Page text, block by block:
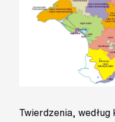
Twierdzenia,